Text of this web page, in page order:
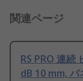
関連ページ
RS PRO 連続
dB 10 mm,